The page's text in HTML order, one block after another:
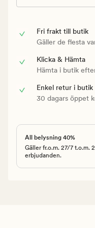
Fri frakt till butik
Gäller de flesta
Klicka & Hämta
Hämta i butik
Enkel retur i butik
30 dagars öppet
All belysning 40%
Gäller fr.o.m. 27/7 t.o.m.
erbjudanden.